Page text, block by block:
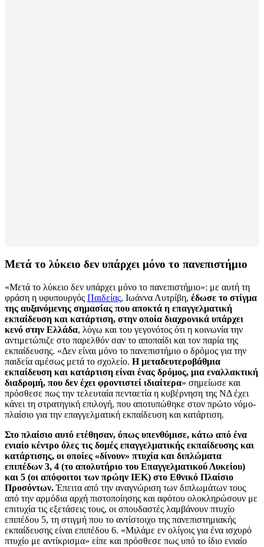
Μετά το λύκειο δεν υπάρχει μόνο το πανεπιστήμιο
«Μετά το λύκειο δεν υπάρχει μόνο το πανεπιστήμιο»: με αυτή τη
φράση η υφυπουργός Παιδείας, Ιωάννα Λυτρίβη, έδωσε το στίγμα
της αυξανόμενης σημασίας που αποκτά η επαγγελματική
εκπαίδευση και κατάρτιση, στην οποία διαχρονικά υπάρχει
κενό στην Ελλάδα, λόγω και του γεγονότος ότι η κοινωνία την
αντιμετώπιζε στο παρελθόν σαν το αποπαίδι και τον παρία της
εκπαίδευσης. «Δεν είναι μόνο το πανεπιστήμιο ο δρόμος για την
παιδεία αμέσως μετά το σχολείο. Η μεταδευτεροβάθμια
εκπαίδευση και κατάρτιση είναι ένας δρόμος, μια εναλλακτική
διαδρομή, που δεν έχει φροντιστεί ιδιαίτερα» σημείωσε και
πρόσθεσε πως την τελευταία πενταετία η κυβέρνηση της ΝΔ έχει
κάνει τη στρατηγική επιλογή, που αποτυπώθηκε στον πρώτο νόμο-
πλαίσιο για την επαγγελματική εκπαίδευση και κατάρτιση.
Στο πλαίσιο αυτό ετέθησαν, όπως υπενθύμισε, κάτω από ένα
ενιαίο κέντρο όλες τις δομές επαγγελματικής εκπαίδευσης και
κατάρτισης, οι οποίες «δίνουν» πτυχία και διπλώματα
επιπέδων 3, 4 (το απολυτήριο του Επαγγελματικού Λυκείου)
και 5 (οι απόφοιτοι των πρώην ΙΕΚ) στο Εθνικό Πλαίσιο
Προσόντων.Έπειτα από την αναγνώριση των διπλωμάτων τους
από την αρμόδια αρχή πιστοποίησης και αφότου ολοκληρώσουν με
επιτυχία τις εξετάσεις τους, οι σπουδαστές λαμβάνουν πτυχίο
επιπέδου 5, τη στιγμή που το αντίστοιχο της πανεπιστημιακής
εκπαίδευσης είναι επιπέδου 6. «Μιλάμε εν ολίγοις για ένα ισχυρό
πτυχίο με αντίκρισμα» είπε και πρόσθεσε πως υπό το ίδιο ενιαίο